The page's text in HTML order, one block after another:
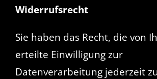
Widerrufsrecht
Sie haben das Recht, die von
erteilte Einwilligung zur
Datenverarbeitung jederzeit zu